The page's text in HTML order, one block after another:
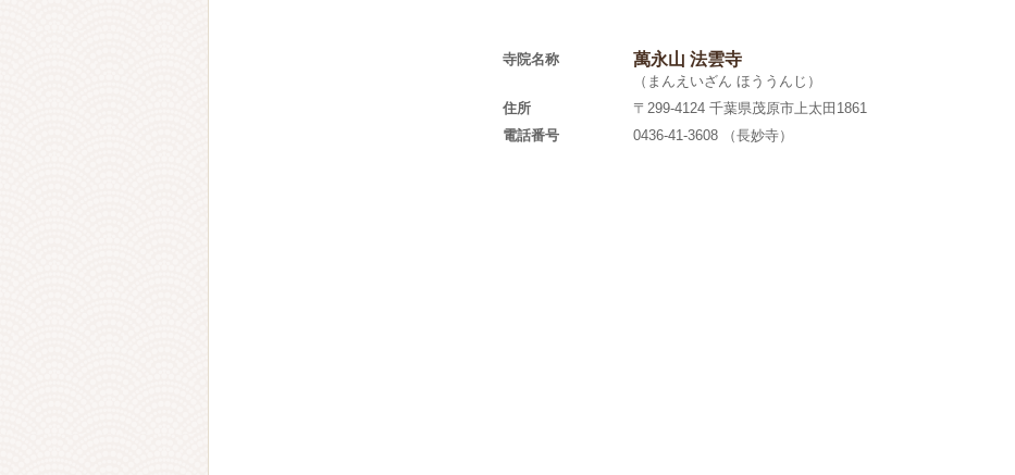
寺院名称 萬永山 法雲寺
（まんえいざん ほううんじ）
住所
〒299-4124 千葉県茂原市上太田1861
電話番号
0436-41-3608 （長妙寺）